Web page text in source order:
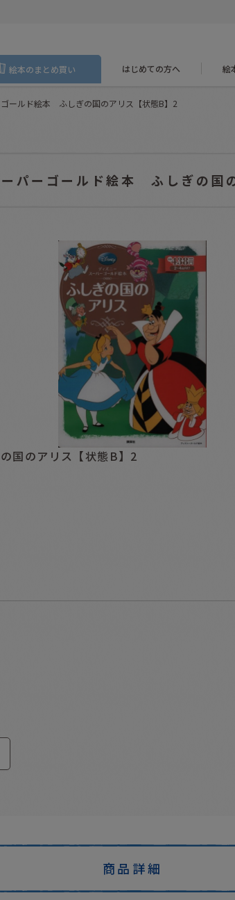
絵本のまとめ買い はじめての方へ 絵
ールド絵本 ふしぎの国のアリス【状態B】2
パーゴールド絵本 ふしぎの国
国のアリス【状態B】2
商品詳細